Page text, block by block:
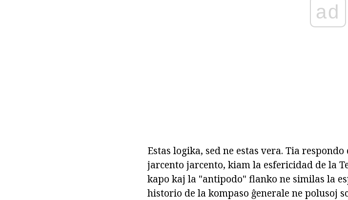
ad
Estas logika, sed ne estas vera. Tia
jarcento jarcento, kiam la esfericidad de la
kapo kaj la "antipodo" flanko ne similas la
historio de la kompaso ĝenerale ne polusoj